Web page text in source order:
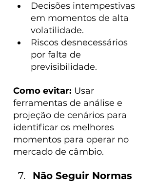
Decisões intempestivas
em momentos de alta
volatilidade.
Riscos desnecessários
por falta de
previsibilidade.
Como evitar: Usar
ferramentas de análise e
projeção de cenários para
identificar os melhores
momentos para operar no
mercado de câmbio.
Não Seguir Normas